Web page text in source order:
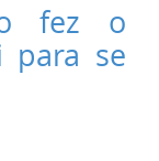
fez o
para se